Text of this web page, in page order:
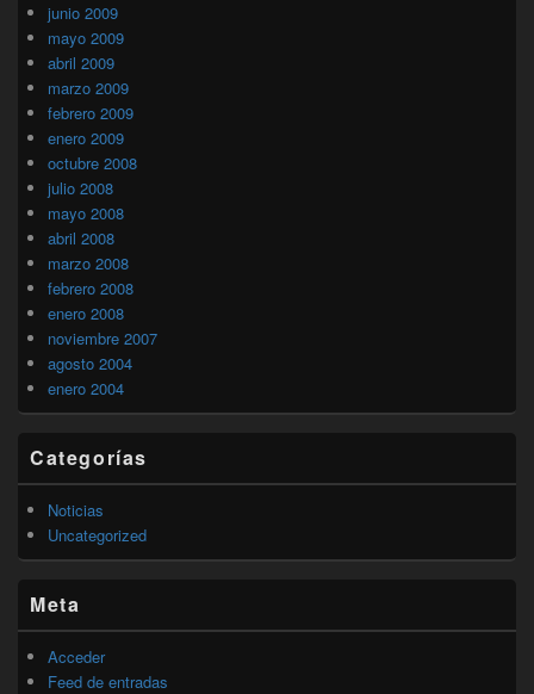
junio 2009
mayo 2009
abril 2009
marzo 2009
febrero 2009
enero 2009
octubre 2008
julio 2008
mayo 2008
abril 2008
marzo 2008
febrero 2008
enero 2008
noviembre 2007
agosto 2004
enero 2004
Categorías
Noticias
Uncategorized
Meta
Acceder
Feed de entradas